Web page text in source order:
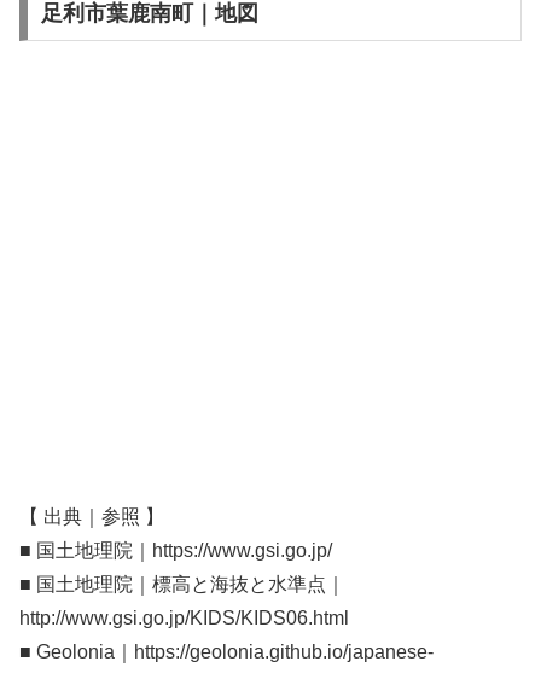
足利市葉鹿南町｜地図
【 出典｜参照 】
■ 国土地理院｜https://www.gsi.go.jp/
■ 国土地理院｜標高と海抜と水準点｜
http://www.gsi.go.jp/KIDS/KIDS06.html
■ Geolonia｜https://geolonia.github.io/japanese-